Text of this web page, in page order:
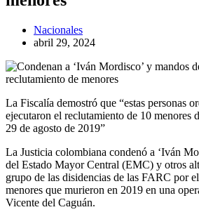
Nacionales
abril 29, 2024
La Fiscalía demostró que “estas personas
ejecutaron el reclutamiento de 10 menores
29 de agosto de 2019”
La Justicia colombiana condenó a ‘Iván
del Estado Mayor Central (EMC) y otros
grupo de las disidencias de las FARC por
menores que murieron en 2019 en una
Vicente del Caguán.